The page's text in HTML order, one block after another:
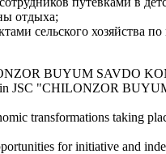
отдыха;
сельского хозяйства
BUYUM SAVDO
in JSC "CHILONZOR
transformations taking
for initiative and